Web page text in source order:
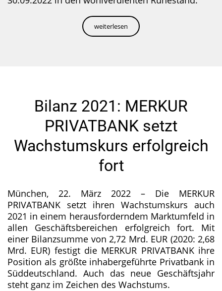
weiterlesen
Bilanz 2021: MERKUR
PRIVATBANK setzt
Wachstumskurs erfolgreich
fort
München, 22. März 2022 – Die MERKUR
PRIVATBANK setzt ihren Wachstumskurs auch
2021 in einem herausforderndem Marktumfeld in
allen Geschäftsbereichen erfolgreich fort. Mit
einer Bilanzsumme von 2,72 Mrd. EUR (2020: 2,68
Mrd. EUR) festigt die MERKUR PRIVATBANK ihre
Position als größte inhabergeführte Privatbank in
Süddeutschland. Auch das neue Geschäftsjahr
steht ganz im Zeichen des Wachstums.